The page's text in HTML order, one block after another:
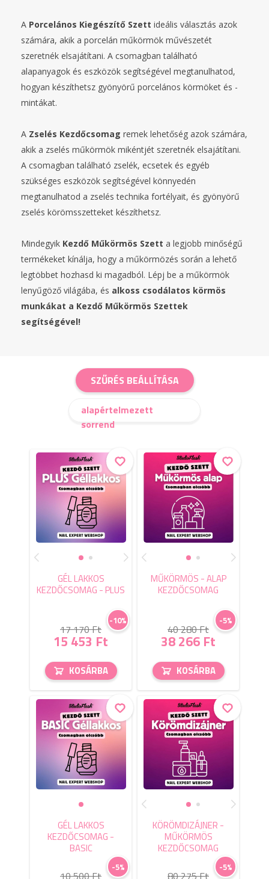
A Porcelános Kiegészítő Szett ideális választás azok
számára, akik a porcelán műkörmök művészetét
szeretnék elsajátítani. A csomagban található
alapanyagok és eszközök segítségével megtanulhatod,
hogyan készíthetsz gyönyörű porcelános körmöket és -
mintákat.
A Zselés Kezdőcsomag remek lehetőség azok számára,
akik a zselés műkörmök mikéntjét szeretnék elsajátítani.
A csomagban található zselék, ecsetek és egyéb
szükséges eszközök segítségével könnyedén
megtanulhatod a zselés technika fortélyait, és gyönyörű
zselés körömsszetteket készíthetsz.
Mindegyik Kezdő Műkörmös Szett a legjobb minőségű
termékeket kínálja, hogy a műkörmözés során a lehető
legtöbbet hozhasd ki magadból. Lépj be a műkörmök
lenyűgöző világába, és alkoss csodálatos körmös
munkákat a Kezdő Műkörmös Szettek
segítségével!
SZŰRÉS BEÁLLÍTÁSA
alapértelmezett
sorrend
-10%
GÉL LAKKOS
KEZDŐCSOMAG - PLUS
17 170 Ft
15 453 Ft
KOSÁRBA
-5%
MŰKÖRMÖS - ALAP
KEZDŐCSOMAG
40 280 Ft
38 266 Ft
KOSÁRBA
-5%
GÉL LAKKOS
KEZDŐCSOMAG -
BASIC
10 500 Ft
-5%
KÖRÖMDIZÁJNER -
MŰKÖRMÖS
KEZDŐCSOMAG
80 275 Ft